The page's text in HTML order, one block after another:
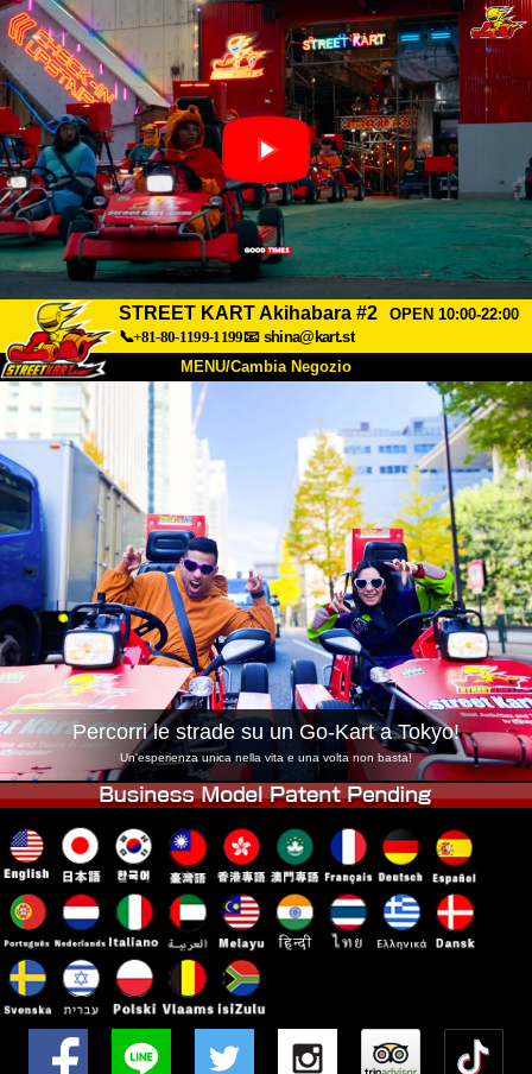
STREET KART Akihabara #2
OPEN 10:00-22:00
📞+81-80-1199-1199📧 shina@kart.st
MENU/Cambia Negozio
Chi Siamo Prezzo
Accesso Recensioni FAQ
Azienda Prenotazioni
Cambia Negozio
Tokyo Shinagawa Tokyo Akihabara#1
Tokyo Akihabara#2 Tokyo Shibuya
Tokyo Shibuya Annex Tokyo Bay
Tokyo Asakusa Osaka
Okinawa
Percorri le strade su un Go-Kart a Tokyo!
Un'esperienza unica nella vita e una volta non basta!